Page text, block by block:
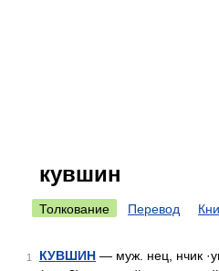
кувшин
Толкование Перевод
1 КУВШИН — муж. нец, нчик